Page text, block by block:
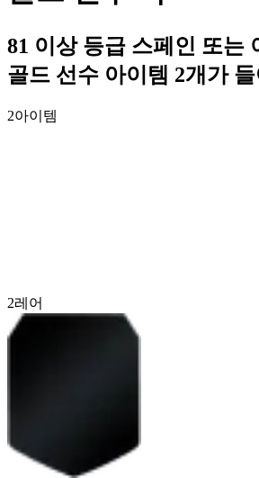
81 이상 등급 스페인 또는
골드 선수 아이템 2개가
2아이템
2레어